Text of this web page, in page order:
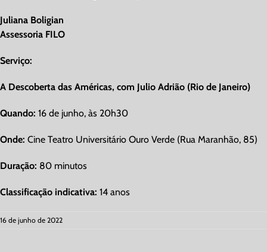
Juliana Boligian
Assessoria FILO
Serviço:
A Descoberta das Américas, com Julio Adrião (Rio de Janeiro)
Quando: 16 de junho, às 20h30
Onde: Cine Teatro Universitário Ouro Verde (Rua Maranhão, 85)
Duração: 80 minutos
Classificação indicativa: 14 anos
16 de junho de 2022